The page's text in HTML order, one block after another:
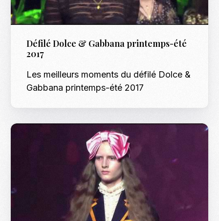
Défilé Dolce & Gabbana printemps-été
2017
Les meilleurs moments du défilé Dolce &
Gabbana printemps-été 2017